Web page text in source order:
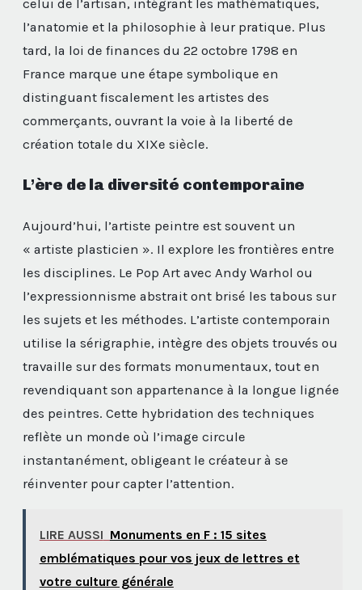
celui de l’artisan, intégrant les mathématiques,
l’anatomie et la philosophie à leur pratique. Plus
tard, la loi de finances du 22 octobre 1798 en
France marque une étape symbolique en
distinguant fiscalement les artistes des
commerçants, ouvrant la voie à la liberté de
création totale du XIXe siècle.
L’ère de la diversité contemporaine
Aujourd’hui, l’artiste peintre est souvent un
« artiste plasticien ». Il explore les frontières entre
les disciplines. Le Pop Art avec Andy Warhol ou
l’expressionnisme abstrait ont brisé les tabous sur
les sujets et les méthodes. L’artiste contemporain
utilise la sérigraphie, intègre des objets trouvés ou
travaille sur des formats monumentaux, tout en
revendiquant son appartenance à la longue lignée
des peintres. Cette hybridation des techniques
reflète un monde où l’image circule
instantanément, obligeant le créateur à se
réinventer pour capter l’attention.
LIRE AUSSI Monuments en F : 15 sites
emblématiques pour vos jeux de lettres et
votre culture générale